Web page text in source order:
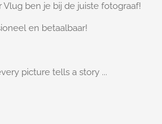
Vlug ben je bij de juiste fotograaf!
en betaalbaar!
picture tells a story ...